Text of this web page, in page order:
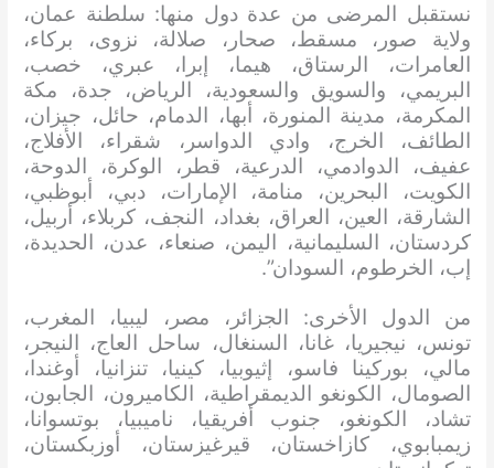
نستقبل المرضى من عدة دول منها: سلطنة عمان،
ولاية صور، مسقط، صحار، صلالة، نزوى، بركاء،
العامرات، الرستاق، هيما، إبرا، عبري، خصب،
البريمي، والسويق والسعودية، الرياض، جدة، مكة
المكرمة، مدينة المنورة، أبها، الدمام، حائل، جيزان،
الطائف، الخرج، وادي الدواسر، شقراء، الأفلاج،
عفيف، الدوادمي، الدرعية، قطر، الوكرة، الدوحة،
الكويت، البحرين، منامة، الإمارات، دبي، أبوظبي،
الشارقة، العين، العراق، بغداد، النجف، كربلاء، أربيل،
كردستان، السليمانية، اليمن، صنعاء، عدن، الحديدة،
إب، الخرطوم، السودان”.
من الدول الأخرى: الجزائر، مصر، ليبيا، المغرب،
تونس، نيجيريا، غانا، السنغال، ساحل العاج، النيجر،
مالي، بوركينا فاسو، إثيوبيا، كينيا، تنزانيا، أوغندا،
الصومال، الكونغو الديمقراطية، الكاميرون، الجابون،
تشاد، الكونغو، جنوب أفريقيا، ناميبيا، بوتسوانا،
زيمبابوي، كازاخستان، قيرغيزستان، أوزبكستان،